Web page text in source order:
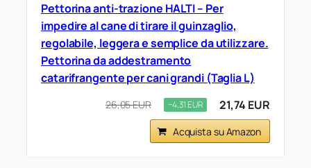
Pettorina anti-trazione HALTI – Per
impedire al cane di tirare il guinzaglio,
regolabile, leggera e semplice da utilizzare.
Pettorina da addestramento
catarifrangente per cani grandi (Taglia L)
26,05 EUR −4,31 EUR 21,74 EUR
Acquista su Amazon